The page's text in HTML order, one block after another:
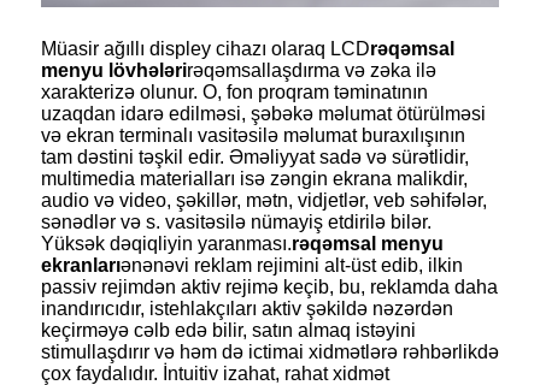
Müasir ağıllı displey cihazı olaraq LCDrəqəmsal
menyu lövhələrirəqəmsallaşdırma və zəka ilə
xarakterizə olunur. O, fon proqram təminatının
uzaqdan idarə edilməsi, şəbəkə məlumat ötürülməsi
və ekran terminalı vasitəsilə məlumat buraxılışının
tam dəstini təşkil edir. Əməliyyat sadə və sürətlidir,
multimedia materialları isə zəngin ekrana malikdir,
audio və video, şəkillər, mətn, vidjetlər, veb səhifələr,
sənədlər və s. vasitəsilə nümayiş etdirilə bilər.
Yüksək dəqiqliyin yaranması.rəqəmsal menyu
ekranlarıənənəvi reklam rejimini alt-üst edib, ilkin
passiv rejimdən aktiv rejimə keçib, bu, reklamda daha
inandırıcıdır, istehlakçıları aktiv şəkildə nəzərdən
keçirməyə cəlb edə bilir, satın almaq istəyini
stimullaşdırır və həm də ictimai xidmətlərə rəhbərlikdə
çox faydalıdır. İntuitiv izahat, rahat xidmət